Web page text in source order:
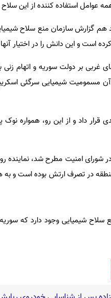
عوامل استفاده کننده از این
هم گزارش سازمان منع سلاح
است و این دانش را در اختیار
بر دولت سوریه و اتهام زنی
آن مسمومیت شیمیایی سرگئی
داد و از این رو، همواره نوک
امنیت مطرح شد، نماینده
در تصرف ارتش بوده است و به
شیمیایی وجود دارد که